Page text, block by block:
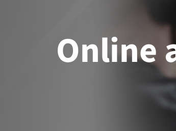
Online